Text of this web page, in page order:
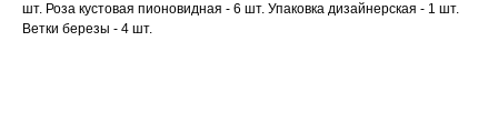
шт. Роза кустовая пионовидная - 6 шт. Упаковка дизайнерская - 1 шт.
Ветки березы - 4 шт.